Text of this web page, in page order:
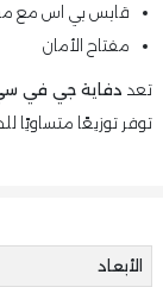
قابس بي اس مع
مفتاح الأمان
تعد دفاية جي في
توفر توزيعًا
الأبعاد